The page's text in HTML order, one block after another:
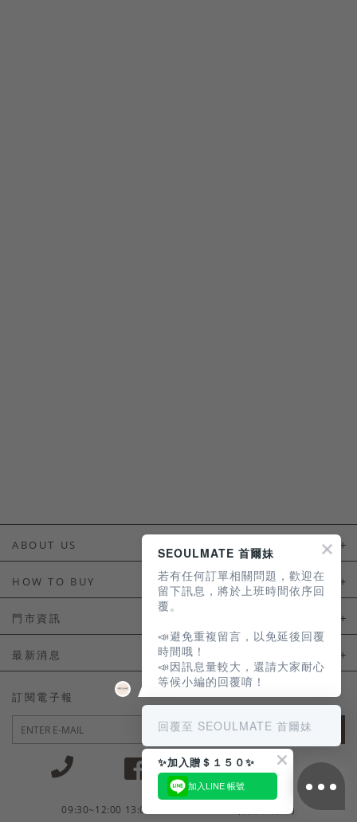
ABOUT US
HOW TO BUY
如何購買
會員常見問題
訂單常見問題
商品售後服務
電子發票
門市資訊
門市資訊
最新消息
LINE官方會員活動
訂閱電子報
JOIN
09:30~12:00 13:00~18:30 / Mon - Fri(例假日除外)
SEOULMATE 首爾妹
若有任何訂單相關問題，歡迎在
留下訊息，將於上班時間依序回
覆。
📣避免重複留言，以免延後回覆
時間哦！
📣因訊息量較大，還請大家耐心
等候小編的回覆唷！
回覆至 SEOULMATE 首爾妹
✨加入贈＄１５０✨
加入LINE 帳號